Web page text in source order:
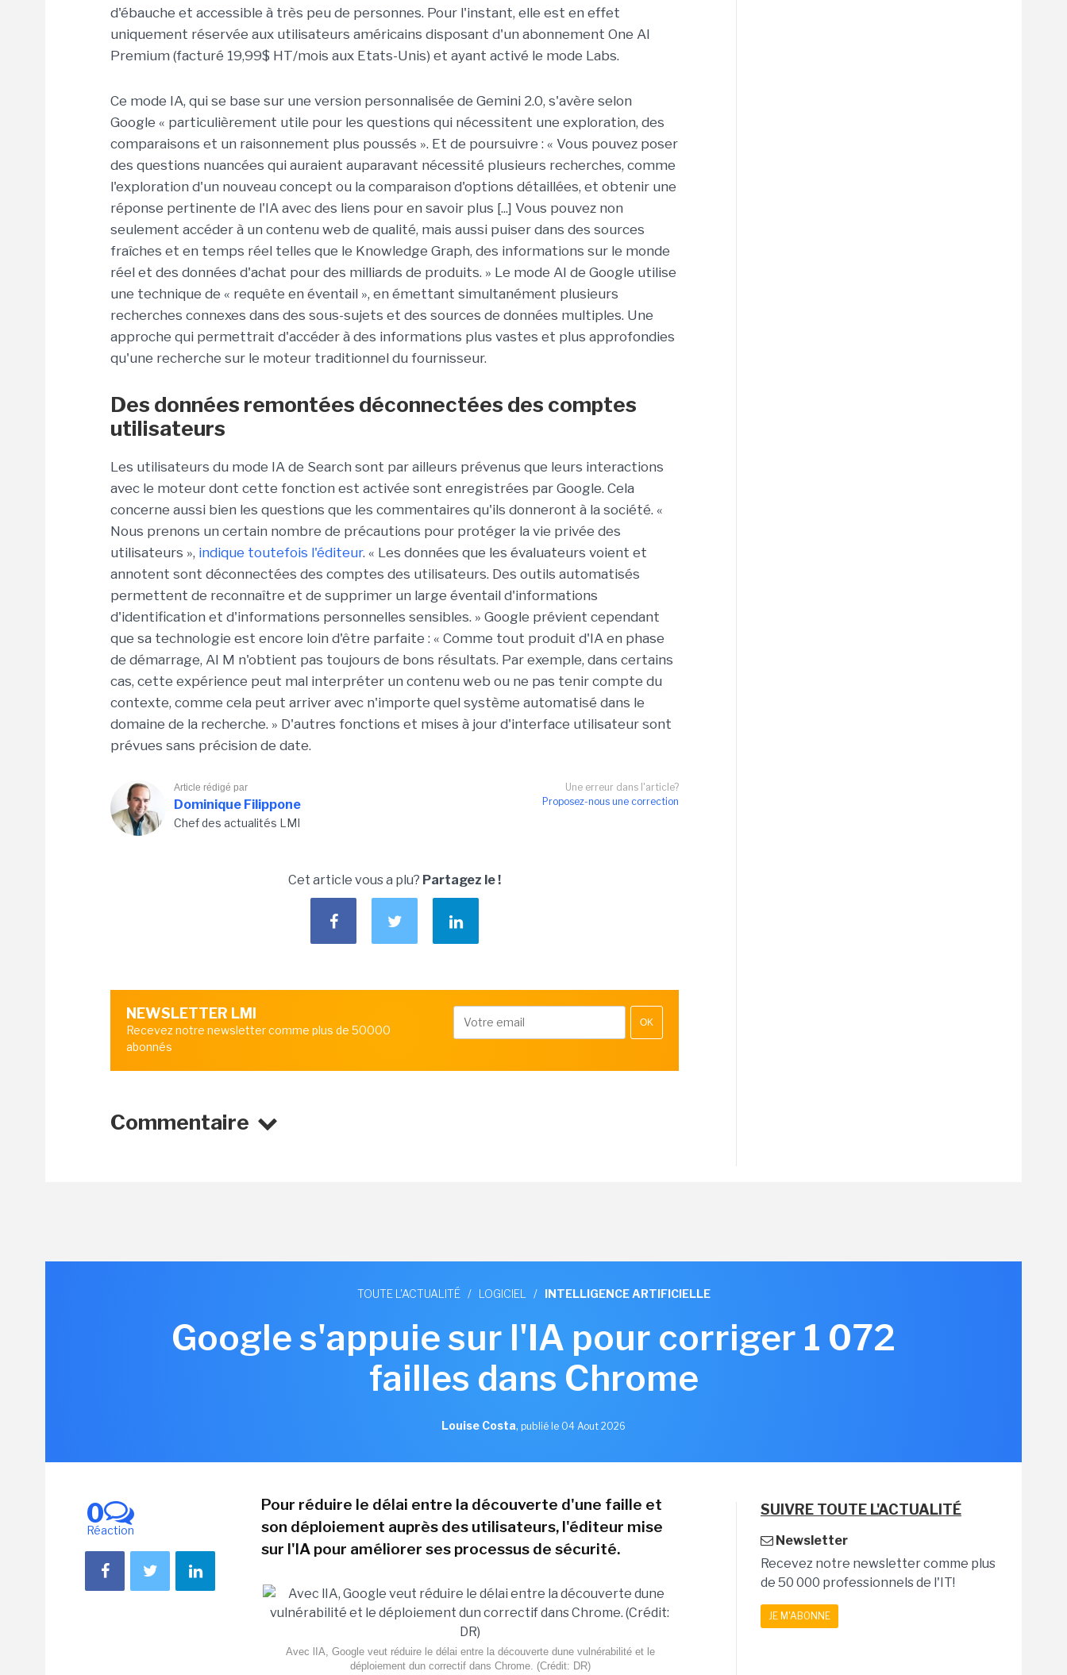
d'ébauche et accessible à très peu de personnes. Pour l'instant, elle est en effet
uniquement réservée aux utilisateurs américains disposant d'un abonnement One AI
Premium (facturé 19,99$ HT/mois aux Etats-Unis) et ayant activé le mode Labs.
Ce mode IA, qui se base sur une version personnalisée de Gemini 2.0, s'avère selon
Google « particulièrement utile pour les questions qui nécessitent une exploration, des
comparaisons et un raisonnement plus poussés ». Et de poursuivre : « Vous pouvez poser
des questions nuancées qui auraient auparavant nécessité plusieurs recherches, comme
l'exploration d'un nouveau concept ou la comparaison d'options détaillées, et obtenir une
réponse pertinente de l'IA avec des liens pour en savoir plus [...] Vous pouvez non
seulement accéder à un contenu web de qualité, mais aussi puiser dans des sources
fraîches et en temps réel telles que le Knowledge Graph, des informations sur le monde
réel et des données d'achat pour des milliards de produits. » Le mode AI de Google utilise
une technique de « requête en éventail », en émettant simultanément plusieurs
recherches connexes dans des sous-sujets et des sources de données multiples. Une
approche qui permettrait d'accéder à des informations plus vastes et plus approfondies
qu'une recherche sur le moteur traditionnel du fournisseur.
Des données remontées déconnectées des comptes
utilisateurs
Les utilisateurs du mode IA de Search sont par ailleurs prévenus que leurs interactions
avec le moteur dont cette fonction est activée sont enregistrées par Google. Cela
concerne aussi bien les questions que les commentaires qu'ils donneront à la société. «
Nous prenons un certain nombre de précautions pour protéger la vie privée des
utilisateurs », indique toutefois l'éditeur. « Les données que les évaluateurs voient et
annotent sont déconnectées des comptes des utilisateurs. Des outils automatisés
permettent de reconnaître et de supprimer un large éventail d'informations
d'identification et d'informations personnelles sensibles. » Google prévient cependant
que sa technologie est encore loin d'être parfaite : « Comme tout produit d'IA en phase
de démarrage, AI M n'obtient pas toujours de bons résultats. Par exemple, dans certains
cas, cette expérience peut mal interpréter un contenu web ou ne pas tenir compte du
contexte, comme cela peut arriver avec n'importe quel système automatisé dans le
domaine de la recherche. » D'autres fonctions et mises à jour d'interface utilisateur sont
prévues sans précision de date.
Une erreur dans l'article?
Proposez-nous une correction
Article rédigé par
Dominique Filippone
Chef des actualités LMI
Cet article vous a plu? Partagez le !
NEWSLETTER LMI
Recevez notre newsletter comme plus de 50000
abonnés
OK
Commentaire
TOUTE L'ACTUALITÉ / LOGICIEL / INTELLIGENCE ARTIFICIELLE
Google s'appuie sur l'IA pour corriger 1 072
failles dans Chrome
Louise Costa, publié le 04 Aout 2026
0
Réaction
Pour réduire le délai entre la découverte d'une faille et
son déploiement auprès des utilisateurs, l'éditeur mise
sur l'IA pour améliorer ses processus de sécurité.
Avec lIA, Google veut réduire le délai entre la découverte dune vulnérabilité et le
déploiement dun correctif dans Chrome. (Crédit: DR)
SUIVRE TOUTE L'ACTUALITÉ
Newsletter
Recevez notre newsletter comme plus
de 50 000 professionnels de l'IT!
JE M'ABONNE